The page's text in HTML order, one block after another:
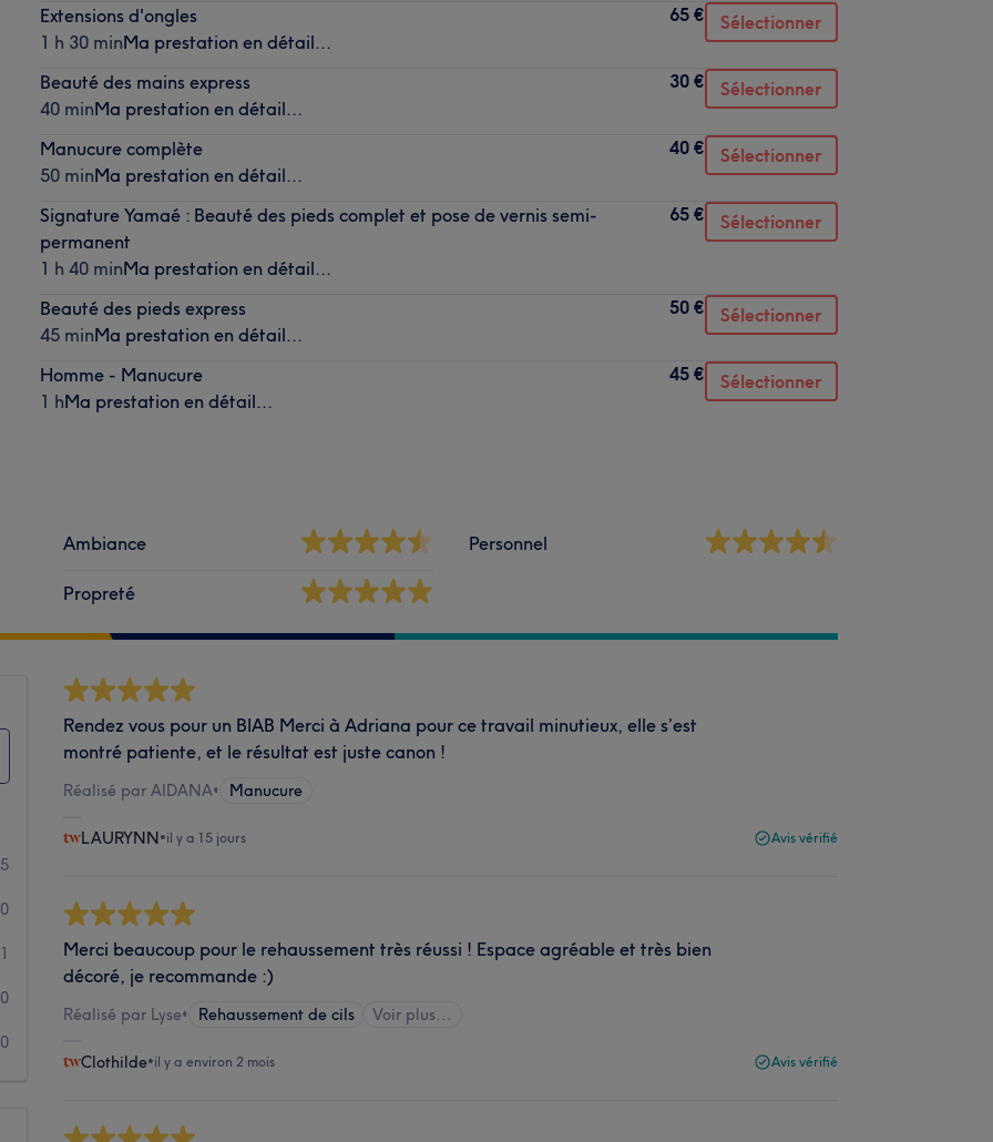
Extensions d'ongles
1 h 30 minMa prestation en détail...
65 € Sélectionner
Beauté des mains express
40 minMa prestation en détail...
30 € Sélectionner
Manucure complète
50 minMa prestation en détail...
40 € Sélectionner
Signature Yamaé : Beauté des pieds complet et pose de vernis semi-
permanent
1 h 40 minMa prestation en détail...
65 € Sélectionner
Beauté des pieds express
45 minMa prestation en détail...
50 € Sélectionner
Homme - Manucure
1 hMa prestation en détail...
45 € Sélectionner
Ambiance
Propreté
Personnel
5
0
1
0
0
Rendez vous pour un BIAB Merci à Adriana pour ce travail minutieux, elle s’est
montré patiente, et le résultat est juste canon !
Réalisé par AIDANA• Manucure
LAURYNN•il y a 15 jours Avis vérifié
Merci beaucoup pour le rehaussement très réussi ! Espace agréable et très bien
décoré, je recommande :)
Réalisé par Lyse• Rehaussement de cils Voir plus...
Clothilde•il y a environ 2 mois Avis vérifié